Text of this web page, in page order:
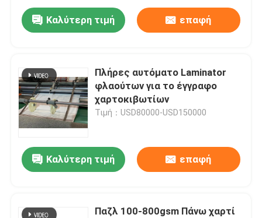
Καλύτερη τιμή επαφή
Πλήρες αυτόματο Laminator
φλαούτων για το έγγραφο
χαρτοκιβωτίων
Τιμή：USD80000-USD150000
Καλύτερη τιμή επαφή
Παζλ 100-800gsm Πάνω χαρτί